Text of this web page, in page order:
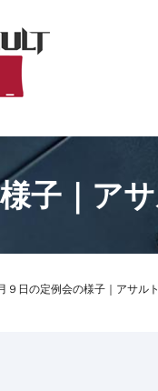
子｜ア
９日の定例会の様子｜アサル